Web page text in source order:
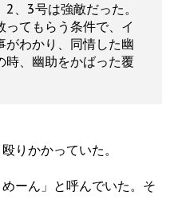
、3号は強敵だった。
てもらう条件で、イ
がわかり、同情した幽
時、幽助をかばった覆
りかかっていた。
ーん」と呼んでいた。そ